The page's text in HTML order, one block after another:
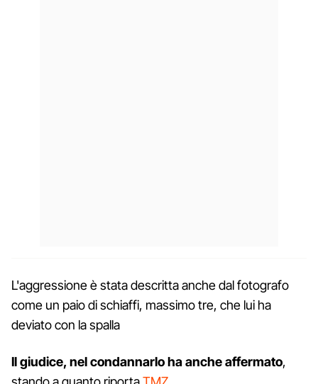
L'aggressione è stata descritta anche dal fotografo
come un paio di schiaffi, massimo tre, che lui ha
deviato con la spalla
Il giudice, nel condannarlo ha anche affermato,